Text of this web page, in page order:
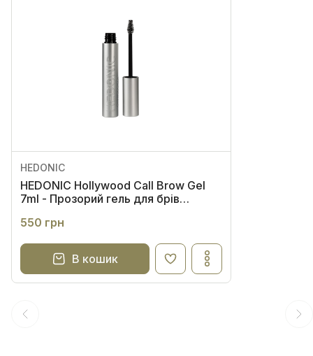
HEDONIC
HEDONIC Hollywood Call Brow Gel
7ml - Прозорий гель для брів
550 грн
В кошик